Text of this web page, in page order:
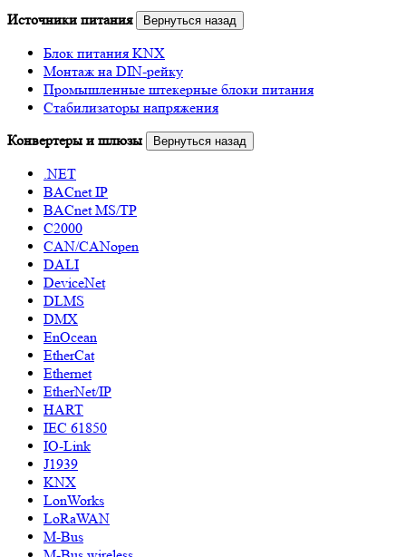
Источники питания Вернуться назад
Блок питания KNX
Монтаж на DIN-рейку
Промышленные штекерные блоки питания
Стабилизаторы напряжения
Конвертеры и шлюзы
Вернуться назад
.NET
BACnet IP
BACnet MS/TP
C2000
CAN/CANopen
DALI
DeviceNet
DLMS
DMX
EnOcean
EtherCat
Ethernet
EtherNet/IP
HART
IEC 61850
IO-Link
J1939
KNX
LonWorks
LoRaWAN
M-Bus